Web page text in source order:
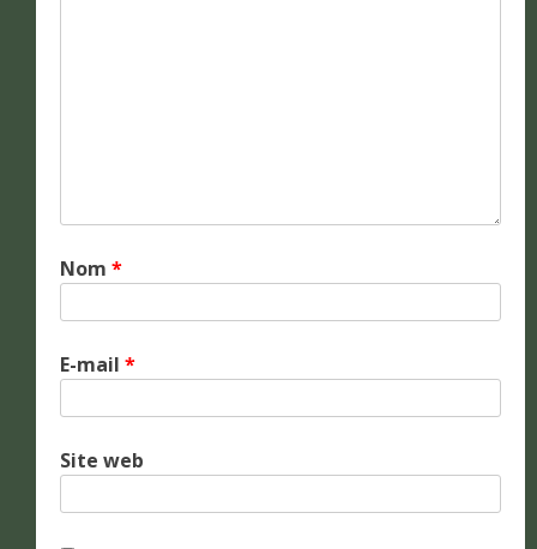
Nom *
E-mail *
Site web